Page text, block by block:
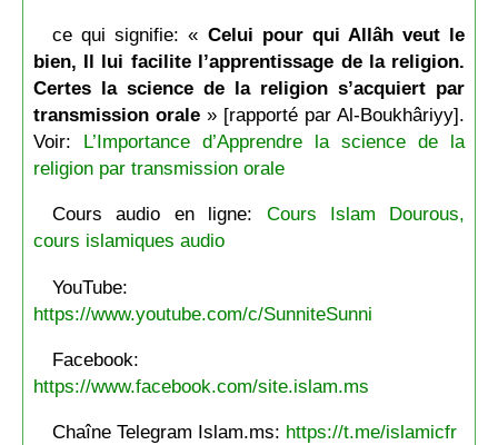
ce qui signifie: « Celui pour qui Allâh veut le
bien, Il lui facilite l’apprentissage de la religion.
Certes la science de la religion s’acquiert par
transmission orale» [rapporté par Al-Boukhâriyy].
Voir: L’Importance d’Apprendre la science de la
religion par transmission orale
Cours audio en ligne: Cours Islam Dourous,
cours islamiques audio
YouTube:
https://www.youtube.com/c/SunniteSunni
Facebook:
https://www.facebook.com/site.islam.ms
Chaîne Telegram Islam.ms: https://t.me/islamicfr